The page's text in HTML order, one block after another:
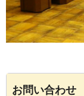
お問い合わせ